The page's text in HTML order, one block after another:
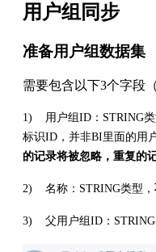
用户组同步
准备用户组数据集
需要包含以下3个字段
1) 用户组ID：STRING类
标识ID，并非BI里面的用
的记录将被忽略，重复的
2) 名称：STRING类型，
3) 父用户组ID：STRING